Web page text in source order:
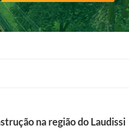
na região do Laudissi